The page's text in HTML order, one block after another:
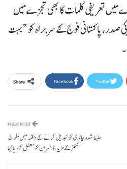
میں تعریفی کلمات کا بھی تجزے میں
صدر، پاکستانی فوج کے سربراہ کو ”بہت
Share Facebook Twitter
ضبط شدہ چاندی کو تبدیل کرنے کے واقعہ میں ملوث
کسٹمز کے مزید6افسران کو معطل کردیا گیا